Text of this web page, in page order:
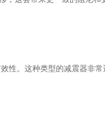
性。这种类型的减震器非